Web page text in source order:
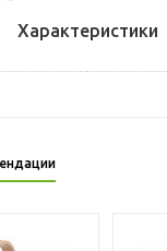
Характеристики